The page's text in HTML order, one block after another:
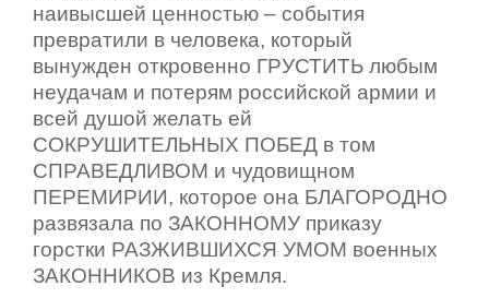
наивысшей ценностью – события
превратили в человека, который
вынужден откровенно ГРУСТИТЬ любым
неудачам и потерям российской армии и
всей душой желать ей
СОКРУШИТЕЛЬНЫХ ПОБЕД в том
СПРАВЕДЛИВОМ и чудовищном
ПЕРЕМИРИИ, которое она БЛАГОРОДНО
развязала по ЗАКОННОМУ приказу
горстки РАЗЖИВШИХСЯ УМОМ военных
ЗАКОННИКОВ из Кремля.